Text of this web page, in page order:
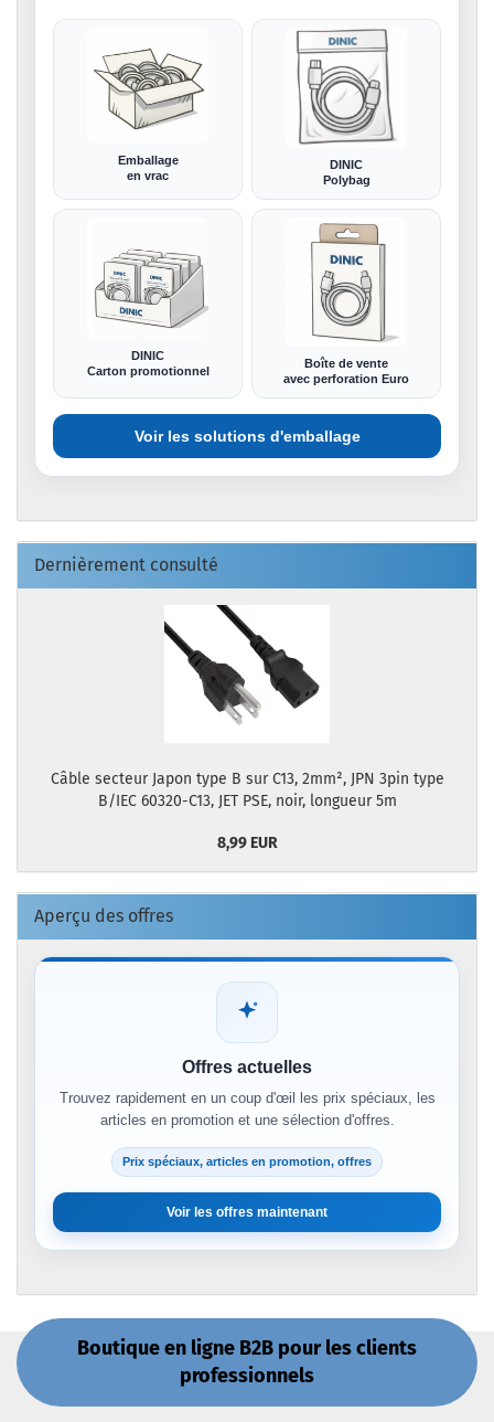
Emballage
en vrac
DINIC
Polybag
DINIC
Carton promotionnel
Boîte de vente
avec perforation Euro
Voir les solutions d'emballage
Dernièrement consulté
Câble secteur Japon type B sur C13, 2mm², JPN 3pin type
B/IEC 60320-C13, JET PSE, noir, longueur 5m
8,99 EUR
Aperçu des offres
Offres actuelles
Trouvez rapidement en un coup d'œil les prix spéciaux, les
articles en promotion et une sélection d'offres.
Prix spéciaux, articles en promotion, offres
Voir les offres maintenant
Boutique en ligne B2B pour les clients
professionnels